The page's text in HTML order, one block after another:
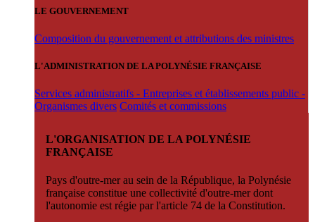
LE GOUVERNEMENT
Composition du gouvernement et attributions des ministres
L'ADMINISTRATION DE LA POLYNÉSIE FRANÇAISE
Services administratifs - Entreprises et établissements public -
Organismes divers Comités et commissions
L'ORGANISATION DE LA POLYNÉSIE
FRANÇAISE
Pays d'outre-mer au sein de la République, la Polynésie
française constitue une collectivité d'outre-mer dont
l'autonomie est régie par l'article 74 de la Constitution.